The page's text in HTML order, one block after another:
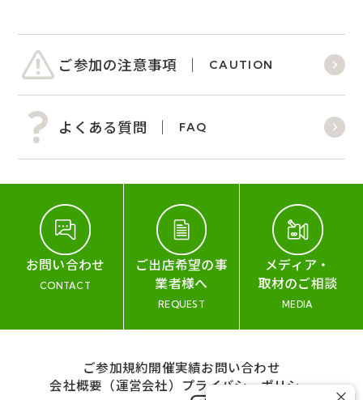
ご参加の注意事項 CAUTION
よくある質問 FAQ
お問い合わせ
CONTACT
ご出店希望の事
業者様へ
REQUEST
メディア・
取材のご相談
MEDIA
ご参加規約開催実績お問い合わせ
会社概要（運営会社） プライバシーポリシー